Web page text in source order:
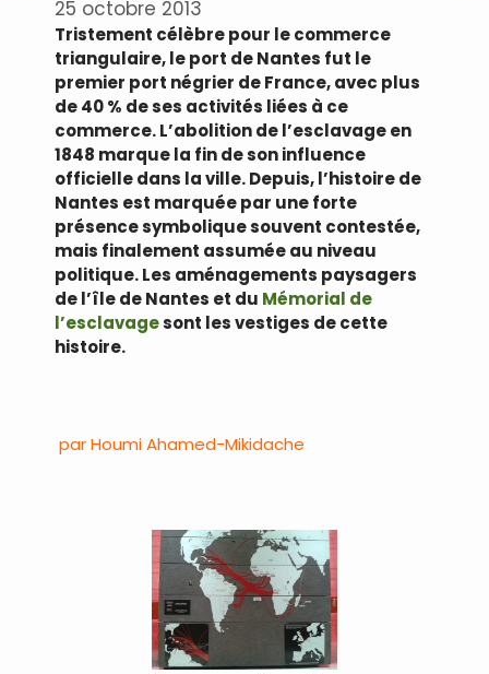
25 octobre 2013
Tristement célèbre pour le commerce
triangulaire, le port de Nantes fut le
premier port négrier de France, avec plus
de 40 % de ses activités liées à ce
commerce. L’abolition de l’esclavage en
1848 marque la fin de son influence
officielle dans la ville. Depuis, l’histoire de
Nantes est marquée par une forte
présence symbolique souvent contestée,
mais finalement assumée au niveau
politique. Les aménagements paysagers
de l’île de Nantes et du Mémorial de
l’esclavagesont les vestiges de cette
histoire.
par Houmi Ahamed-Mikidache